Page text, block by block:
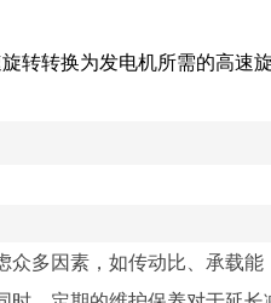
转转换为发电机所需的高速
众多因素，如传动比、承载能